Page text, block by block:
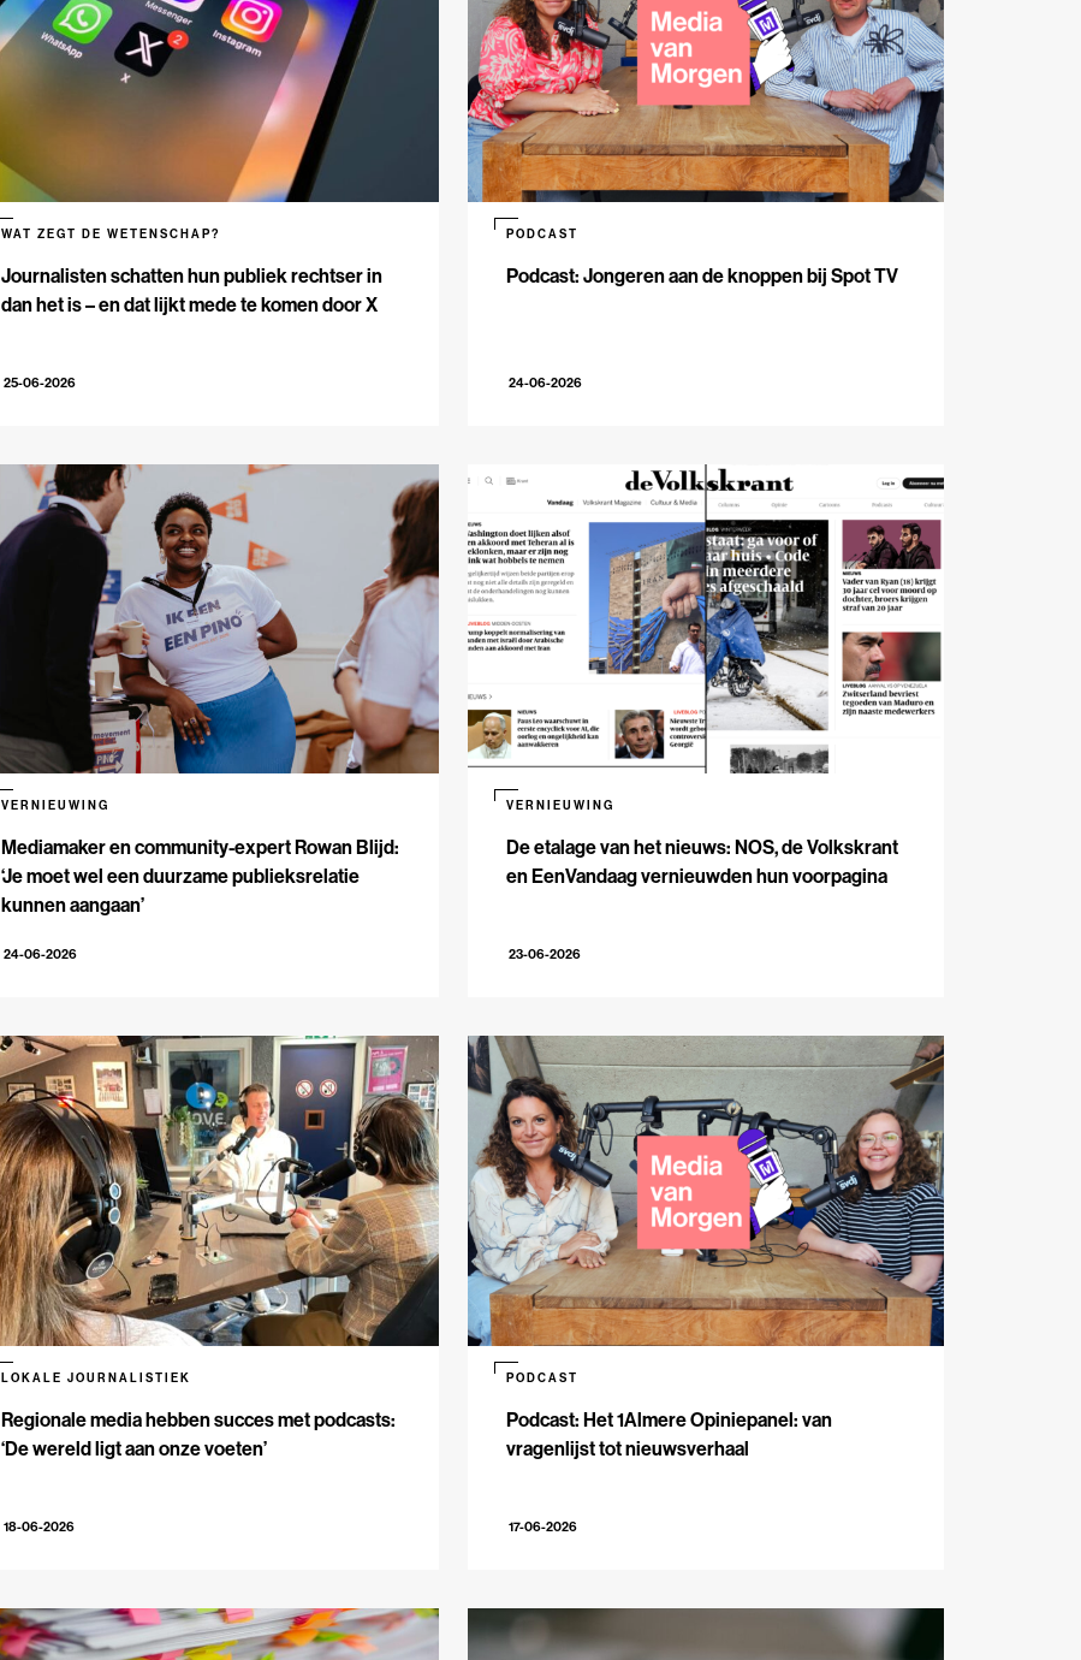
Journalisten schatten hun publiek rechtser in
dan het is – en dat lijkt mede te komen door X
WAT ZEGT DE WETENSCHAP?
25-06-2026
Podcast: Jongeren aan de knoppen bij Spot TV
PODCAST
24-06-2026
Mediamaker en community-expert Rowan Blijd:
‘Je moet wel een duurzame publieksrelatie
kunnen aangaan’
VERNIEUWING
24-06-2026
De etalage van het nieuws: NOS, de Volkskrant
en EenVandaag vernieuwden hun voorpagina
VERNIEUWING
23-06-2026
Regionale media hebben succes met podcasts:
‘De wereld ligt aan onze voeten’
LOKALE JOURNALISTIEK
18-06-2026
Podcast: Het 1Almere Opiniepanel: van
vragenlijst tot nieuwsverhaal
PODCAST
17-06-2026